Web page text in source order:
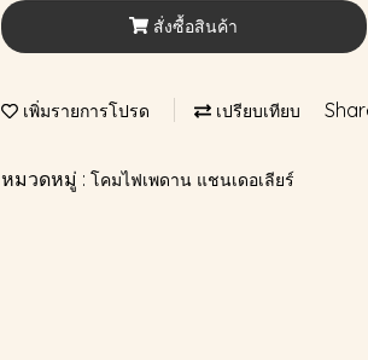
สั่งซื้อสินค้า
เพิ่มรายการโปรด เปรียบเทียบ
หมวดหมู่ : โคมไฟเพดาน แชนเดอเลียร์